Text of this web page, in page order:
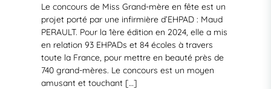
Le concours de Miss Grand-mère en fête est un
projet porté par une infirmière d’EHPAD : Maud
PERAULT. Pour la 1ère édition en 2024, elle a mis
en relation 93 EHPADs et 84 écoles à travers
toute la France, pour mettre en beauté près de
740 grand-mères. Le concours est un moyen
amusant et touchant […]